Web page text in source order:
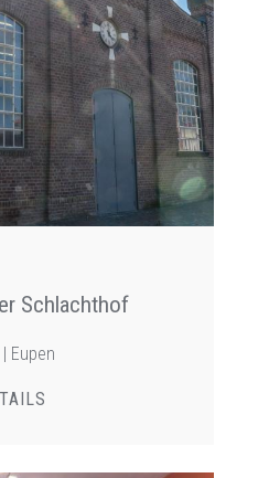
Schlachthof
Eupen